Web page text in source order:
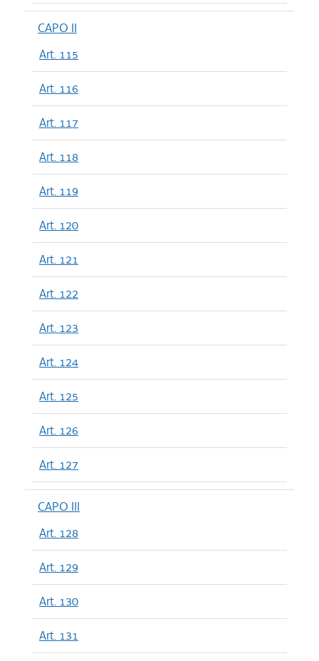
CAPO II
Art. 115
Art. 116
Art. 117
Art. 118
Art. 119
Art. 120
Art. 121
Art. 122
Art. 123
Art. 124
Art. 125
Art. 126
Art. 127
CAPO III
Art. 128
Art. 129
Art. 130
Art. 131